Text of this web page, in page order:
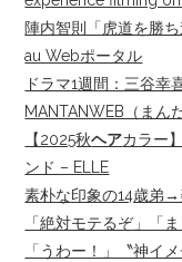
陣内智則「虎道を勝
au Webポータル
ドラマ1週間：三谷幸
MANTANWEB（まん
【2025秋ヘアカラー
ンド – ELLE
素朴な印象の14歳弟
「絶対モテるぞ」「
「うわー！」〝神イ